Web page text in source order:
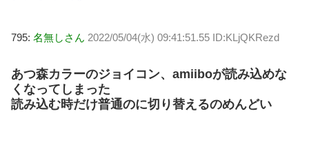
795: 名無しさん 2022/05/04(水) 09:41:51.55 ID:KLjQKRezd
あつ森カラーのジョイコン、amiiboが読み込めな
くなってしまった
読み込む時だけ普通のに切り替えるのめんどい